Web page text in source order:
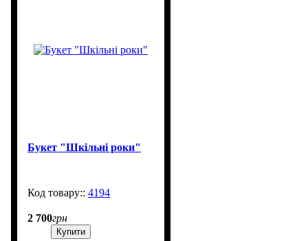
Букет "Шкільні роки"
4194
2 700грн
Купити